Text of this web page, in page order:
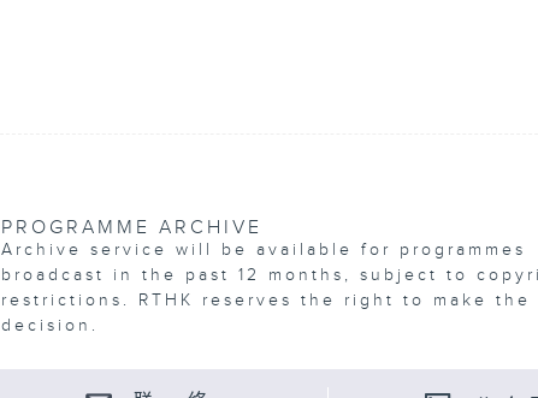
PROGRAMME ARCHIVE
Archive service will be available for programmes
broadcast in the past 12 months, subject to
restrictions. RTHK reserves the right to make the
decision.